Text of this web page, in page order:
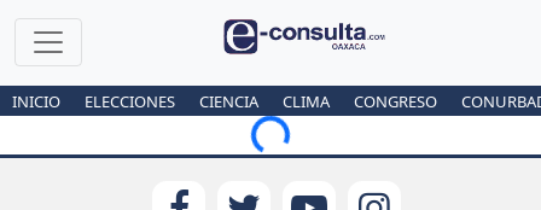
INICIO ELECCIONES CIENCIA CLIMA CONGRESO
Loading...